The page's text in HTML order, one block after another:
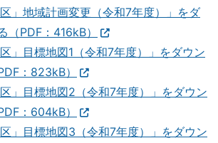
区」地域計画変更（令和7年度）」をダ
（PDF：416kB）
区」目標地図1（令和7年度）」をダウン
：823kB）
区」目標地図2（令和7年度）」をダウン
：604kB）
区」目標地図3（令和7年度）」をダウン